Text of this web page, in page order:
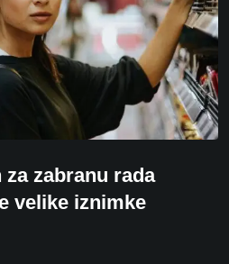
zabranu rada
velike iznimke